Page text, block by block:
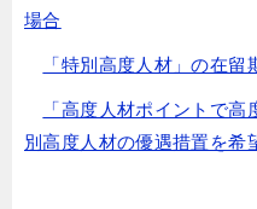
場合
「特別高度人材」の在留
「高度人材ポイントで
別高度人材の優遇措置を希